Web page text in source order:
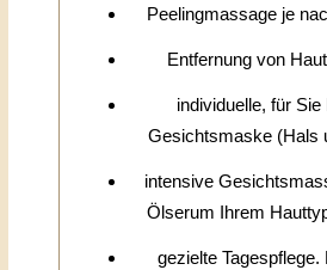
Peelingmassage je
Entfernung von
individuelle, für
Gesichtsmaske (Hals
intensive
Ölserum Ihrem
gezielte